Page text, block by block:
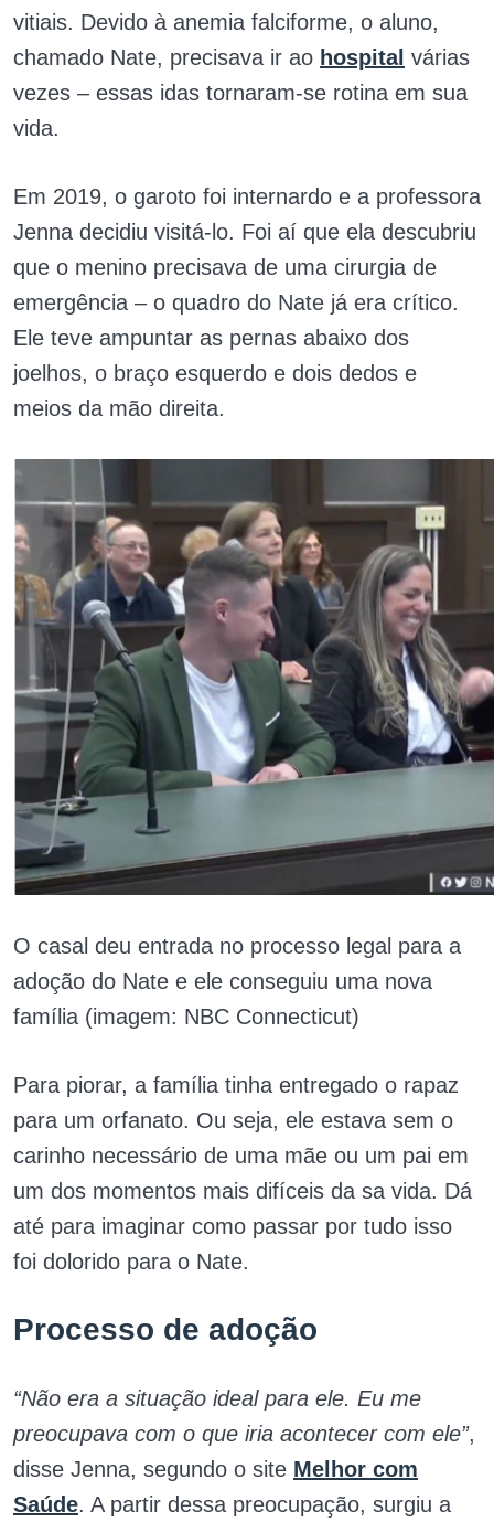
vitiais. Devido à anemia falciforme, o aluno,
chamado Nate, precisava ir ao hospital várias
vezes – essas idas tornaram-se rotina em sua
vida.
Em 2019, o garoto foi internardo e a professora
Jenna decidiu visitá-lo. Foi aí que ela descubriu
que o menino precisava de uma cirurgia de
emergência – o quadro do Nate já era crítico.
Ele teve ampuntar as pernas abaixo dos
joelhos, o braço esquerdo e dois dedos e
meios da mão direita.
O casal deu entrada no processo legal para a
adoção do Nate e ele conseguiu uma nova
família (imagem: NBC Connecticut)
Para piorar, a família tinha entregado o rapaz
para um orfanato. Ou seja, ele estava sem o
carinho necessário de uma mãe ou um pai em
um dos momentos mais difíceis da sa vida. Dá
até para imaginar como passar por tudo isso
foi dolorido para o Nate.
Processo de adoção
“Não era a situação ideal para ele. Eu me
preocupava com o que iria acontecer com ele”,
disse Jenna, segundo o site Melhor com
Saúde. A partir dessa preocupação, surgiu a